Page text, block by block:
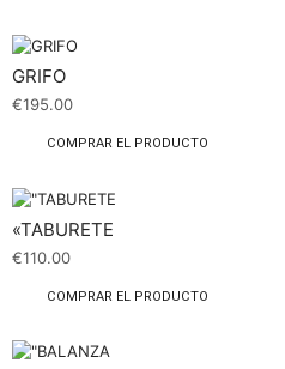
GRIFO
€195.00
COMPRAR EL PRODUCTO
«TABURETE
€110.00
COMPRAR EL PRODUCTO